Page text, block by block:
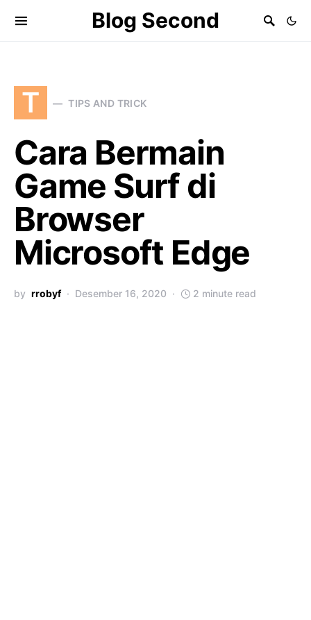
Blog Second
T TIPS AND TRICK
Cara Bermain
Game Surf di
Browser
Microsoft Edge
by rrobyf Desember 16, 2020 2 minute read